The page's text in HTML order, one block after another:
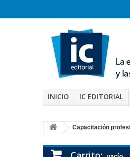
INICIO IC EDITORIAL
Capacitación